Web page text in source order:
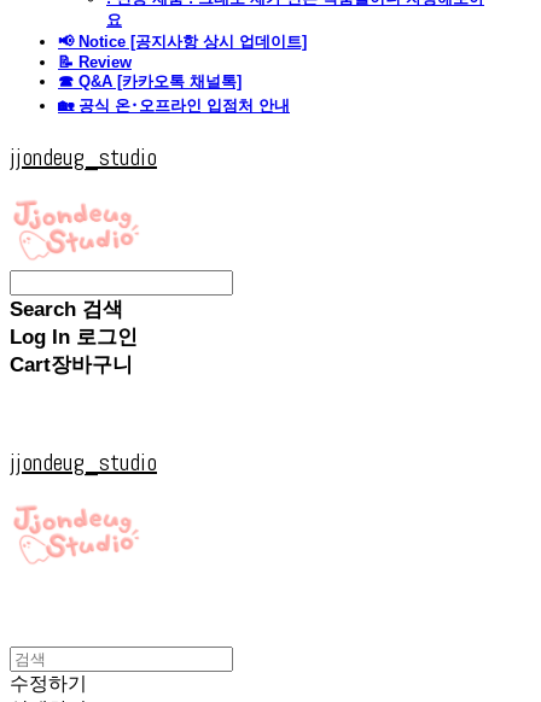
요
📢 Notice [공지사항 상시 업데이트]
📝 Review
☎ Q&A [카카오톡 채널톡]
🏡 공식 온･오프라인 입점처 안내
jjondeug_studio
Search 검색
Log In 로그인
Cart장바구니
jjondeug_studio
수정하기